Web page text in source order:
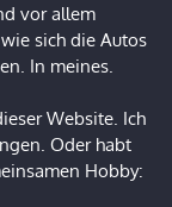
vor allem
sich die Autos
In meines.
Website. Ich
Oder habt
Hobby: